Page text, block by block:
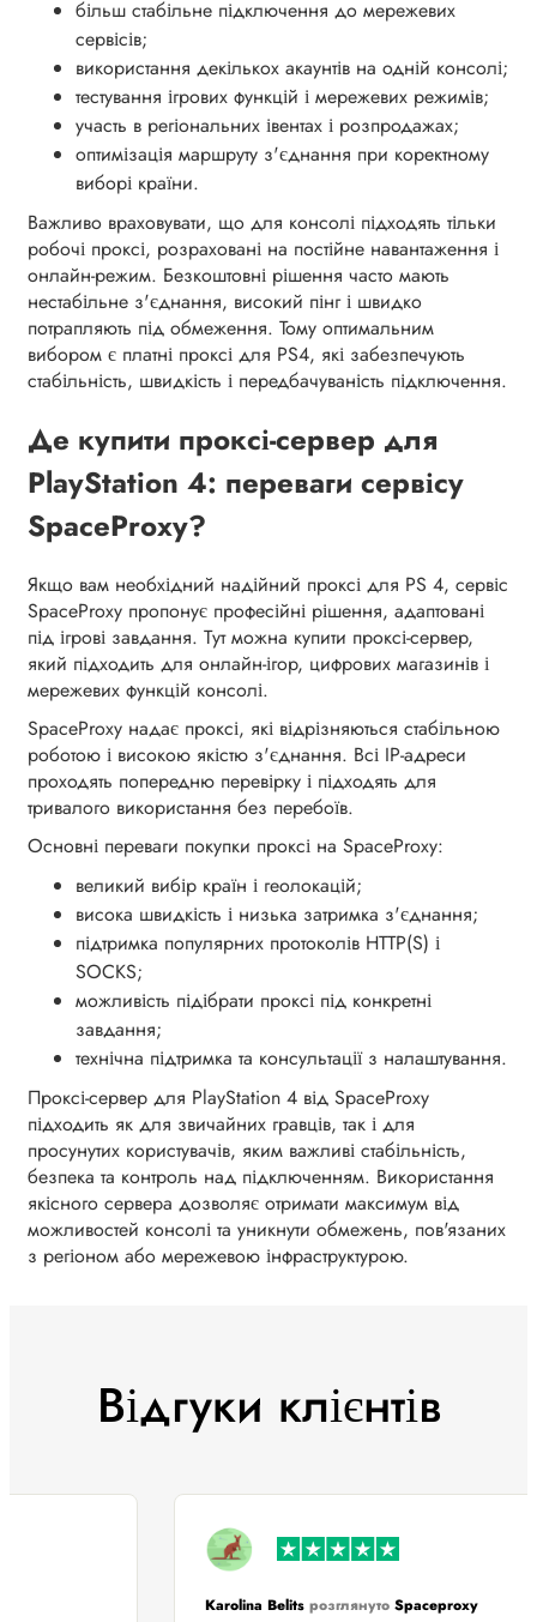
більш стабільне підключення до мережевих
сервісів;
використання декількох акаунтів на одній консолі;
тестування ігрових функцій і мережевих режимів;
участь в регіональних івентах і розпродажах;
оптимізація маршруту з'єднання при коректному
виборі країни.
Важливо враховувати, що для консолі підходять тільки
робочі проксі, розраховані на постійне навантаження і
онлайн-режим. Безкоштовні рішення часто мають
нестабільне з'єднання, високий пінг і швидко
потрапляють під обмеження. Тому оптимальним
вибором є платні проксі для PS4, які забезпечують
стабільність, швидкість і передбачуваність підключення.
Де купити проксі-сервер для
PlayStation 4: переваги сервісу
SpaceProxy?
Якщо вам необхідний надійний проксі для PS 4, сервіс
SpaceProxy пропонує професійні рішення, адаптовані
під ігрові завдання. Тут можна купити проксі-сервер,
який підходить для онлайн-ігор, цифрових магазинів і
мережевих функцій консолі.
SpaceProxy надає проксі, які відрізняються стабільною
роботою і високою якістю з'єднання. Всі IP-адреси
проходять попередню перевірку і підходять для
тривалого використання без перебоїв.
Основні переваги покупки проксі на SpaceProxy:
великий вибір країн і геолокацій;
висока швидкість і низька затримка з'єднання;
підтримка популярних протоколів HTTP(S) і
SOCKS;
можливість підібрати проксі під конкретні
завдання;
технічна підтримка та консультації з налаштування.
Проксі-сервер для PlayStation 4 від SpaceProxy
підходить як для звичайних гравців, так і для
просунутих користувачів, яким важливі стабільність,
безпека та контроль над підключенням. Використання
якісного сервера дозволяє отримати максимум від
можливостей консолі та уникнути обмежень, пов'язаних
з регіоном або мережевою інфраструктурою.
Відгуки клієнтів
Karolina BelitsрозглянутоSpaceproxy